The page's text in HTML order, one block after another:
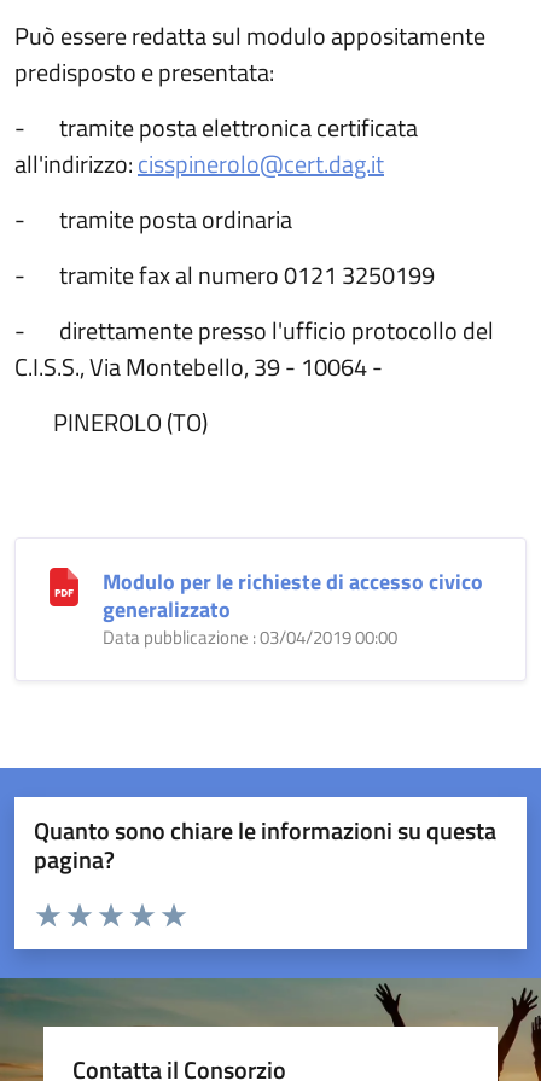
Può essere redatta sul modulo appositamente
predisposto e presentata:
- tramite posta elettronica certificata
all'indirizzo:cisspinerolo@cert.dag.it
- tramite posta ordinaria
- tramite fax al numero 0121 3250199
- direttamente presso l'ufficio protocollo del
C.I.S.S., Via Montebello, 39 - 10064 -
PINEROLO (TO)
Modulo per le richieste di accesso civico
generalizzato
Data pubblicazione : 03/04/2019 00:00
Quanto sono chiare le informazioni su questa
pagina?
Valuta da 1 a 5 stelle la pagina
Valuta 5 stelle su 5
Valuta 4 stelle su 5
Valuta 3 stelle su 5
Valuta 2 stelle su 5
Valuta 1 stelle su 5
Contatta il Consorzio